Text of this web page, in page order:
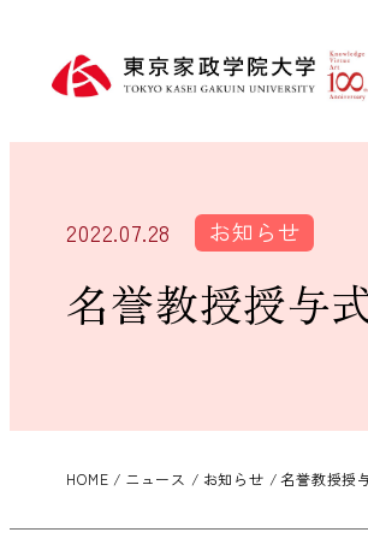
2022.07.28 お知らせ
名誉教授授与
HOME ニュース お知らせ 名誉教授授